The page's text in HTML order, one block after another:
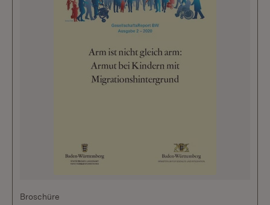
Broschüre